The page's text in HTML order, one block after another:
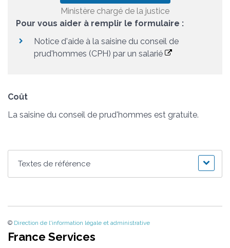
Ministère chargé de la justice
Pour vous aider à remplir le formulaire :
Notice d'aide à la saisine du conseil de
prud'hommes (CPH) par un salarié
Coût
La saisine du conseil de prud'hommes est gratuite.
Textes de référence
© Direction de l'information légale et administrative
France Services